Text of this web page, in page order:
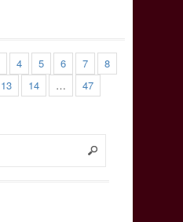
4 5 6 7
8
13 14 …
47